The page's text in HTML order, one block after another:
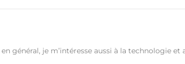
général, je m’intéresse aussi à la technologie et